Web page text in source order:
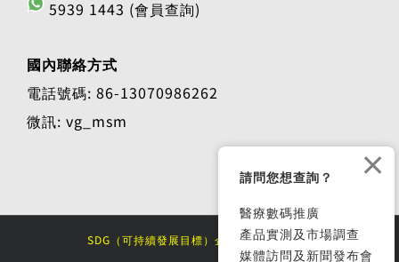
5939 1443 (會員查詢)
國內聯絡方式
電話號碼: 86-13070986262
微訊: vg_msm
SDG（可持續發展目標）企業大獎 2025/26
請問您想查詢？
醫療數碼推廣
產品實測及市場調查
媒體訪問及新聞發布會
×